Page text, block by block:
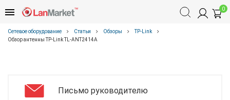
0
Сетевое оборудование Статьи Обзоры
TP-Link
Обзор антенны TP-Link TL-ANT2414A
Письмо руководителю